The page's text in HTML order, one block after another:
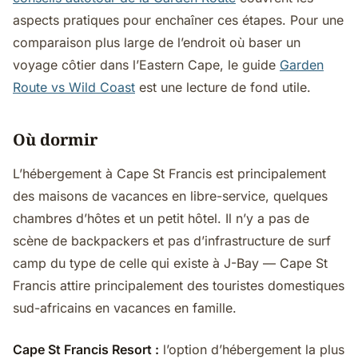
aspects pratiques pour enchaîner ces étapes. Pour une
comparaison plus large de l’endroit où baser un
voyage côtier dans l’Eastern Cape, le guide Garden
Route vs Wild Coast est une lecture de fond utile.
Où dormir
L’hébergement à Cape St Francis est principalement
des maisons de vacances en libre-service, quelques
chambres d’hôtes et un petit hôtel. Il n’y a pas de
scène de backpackers et pas d’infrastructure de surf
camp du type de celle qui existe à J-Bay — Cape St
Francis attire principalement des touristes domestiques
sud-africains en vacances en famille.
Cape St Francis Resort : l’option d’hébergement la plus